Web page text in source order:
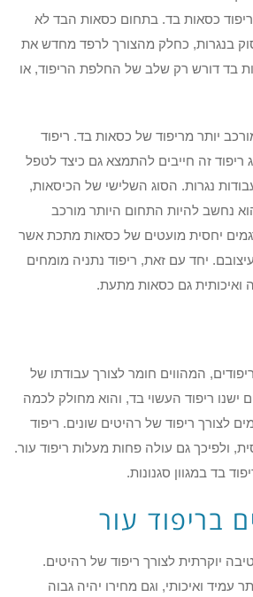
ריפוד כסאות בד. בתחום כסאות הבד לא
בנגרות, כחלק מהצורך לרפד מחדש את
בד דורש רק שלב של החלפת הריפוד, או
יותר מריפוד של כסאות בד. ריפוד
ריפוד זה חייבים להתמצא גם כיצד לטפל
נגרות. הסוג השלישי של הכיסאות,
נחשב להיות התחום היותר מורכב
יחסית מועטים של כסאות מתכת אשר
יחד עם זאת, ריפוד נתניה מומחים
ואיכותית גם כסאות מתעת.
המהווים חומר לצורך עבודתו של
ישנו ריפוד העשוי בד, והוא מחולק לכמה
לצורך ריפוד של רהיטים שונים. ריפוד
ולפיכך גם עולה פחות מעלות ריפוד עור.
בד במגוון סגנונות.
בריפוד עור
יוקרתית לצורך ריפוד של רהיטים.
עמיד ואיכותי, וגם מחירו יהיה גבוה